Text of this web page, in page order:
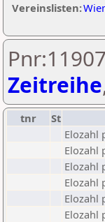
Vereinslisten:
Zeitreihe
tnr St
Elozahl
Elozahl
Elozahl
Elozahl
Elozahl
Elozahl